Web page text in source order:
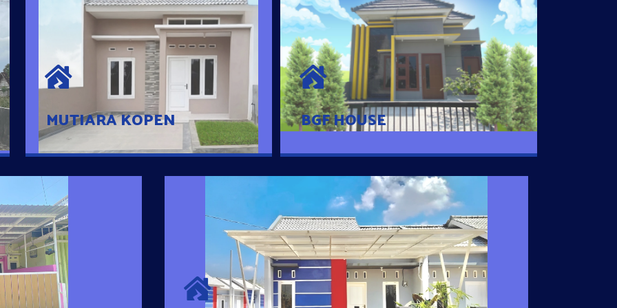
MUTIARA KOPEN
MUTIARA KOPEN
Hunian nyaman dengan suasana
pedesaan. 10 menit dari pusat kota, 2
menit dari Ring Road
BGF HOUSE
BGF HOUSE
Hunian Mewah Pusat Kota dengan fasilitas
Free Desain, Dapur, Parkir Mobil dengan 3
Kamar Tidur dan 2 Kamar Mandi.
Pintar
rumahnya dengan
SURYA MADANI SATU
Satu-satunya Hunian nyaman dengan harga subsidi hanya 100
jutaan dengan lokasi strategis di Tuban